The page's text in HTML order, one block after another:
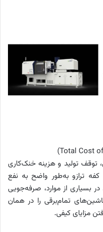
توقف تولید و هزینه خنک‌کاری
ترازو به‌طور واضح به نفع
بسیاری از موارد، صرفه‌جویی
تمام‌برقی را در همان
مزایای کیفی.